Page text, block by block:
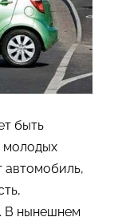
быть
молодых
автомобиль,
В нынешнем